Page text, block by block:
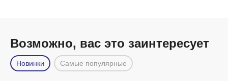
Возможно, вас это заинтересует
Новинки Самые популярные